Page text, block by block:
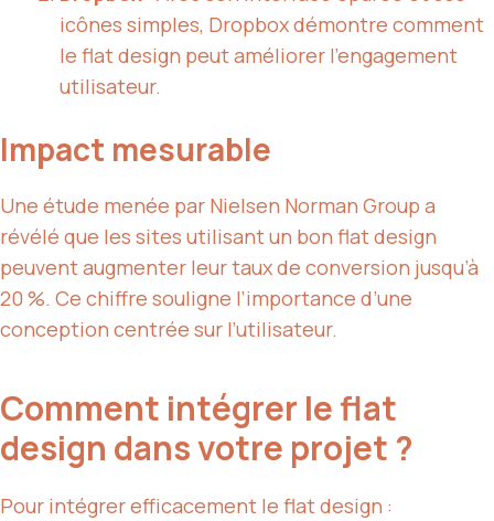
icônes simples, Dropbox démontre comment
le flat design peut améliorer l’engagement
utilisateur.
Impact mesurable
Une étude menée par Nielsen Norman Group a
révélé que les sites utilisant un bon flat design
peuvent augmenter leur taux de conversion jusqu’à
20 %. Ce chiffre souligne l’importance d’une
conception centrée sur l’utilisateur.
Comment intégrer le flat
design dans votre projet ?
Pour intégrer efficacement le flat design :